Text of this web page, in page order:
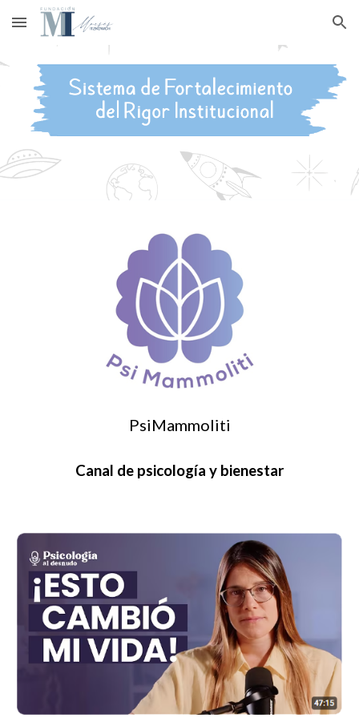
Skip to main content Skip to navigation
PsiMammoliti
Canal de psicología y bienestar